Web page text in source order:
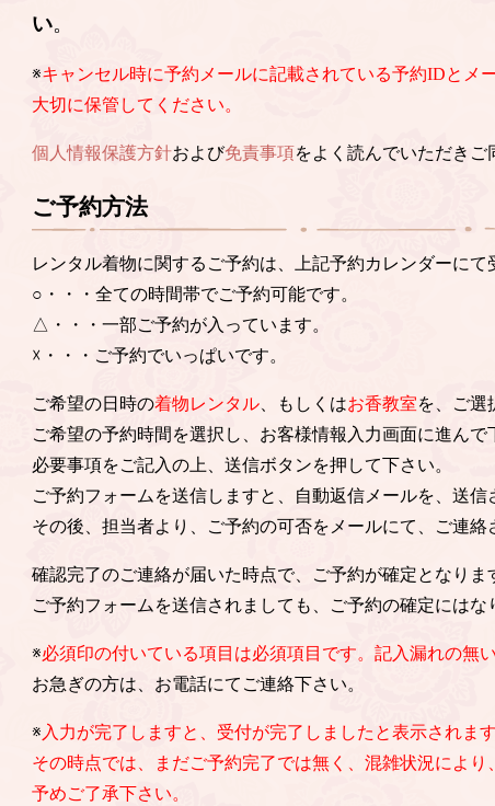
い。
※キャンセル時に予約メールに記載されている予約IDとメ
大切に保管してください。
個人情報保護方針および免責事項をよく読んでいただきご
ご予約方法
レンタル着物に関するご予約は、上記予約カレンダーにて
○・・・全ての時間帯でご予約可能です。
△・・・一部ご予約が入っています。
☓・・・ご予約でいっぱいです。
ご希望の日時の着物レンタル 、もしくはお香教室を、ご選
ご希望の予約時間を選択し、お客様情報入力画面に進んで
必要事項をご記入の上、送信ボタンを押して下さい。
ご予約フォームを送信しますと、自動返信メールを、送信
その後、担当者より、ご予約の可否をメールにて、ご連絡
確認完了のご連絡が届いた時点で、ご予約が確定となりま
ご予約フォームを送信されましても、ご予約の確定にはな
※必須印の付いている項目は必須項目です。記入漏れの無
お急ぎの方は、お電話にてご連絡下さい。
※ 入力が完了しますと、受付が完了しましたと表示されます
その時点では、まだご予約完了では無く、混雑状況によ
予めご了承下さい。